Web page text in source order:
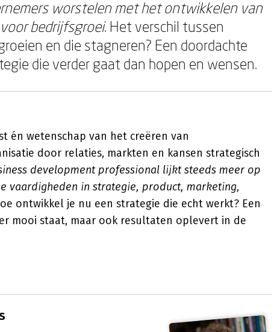
worstelen met het ontwikkelen van
bedrijfsgroei. Het verschil tussen
en die stagneren? Een doordachte
die verder gaat dan hopen en wensen.
én wetenschap van het creëren van
door relaties, markten en kansen strategisch
development professional lijkt steeds meer op
vaardigheden in strategie, product, marketing,
ontwikkel je nu een strategie die echt werkt? Een
mooi staat, maar ook resultaten oplevert in de